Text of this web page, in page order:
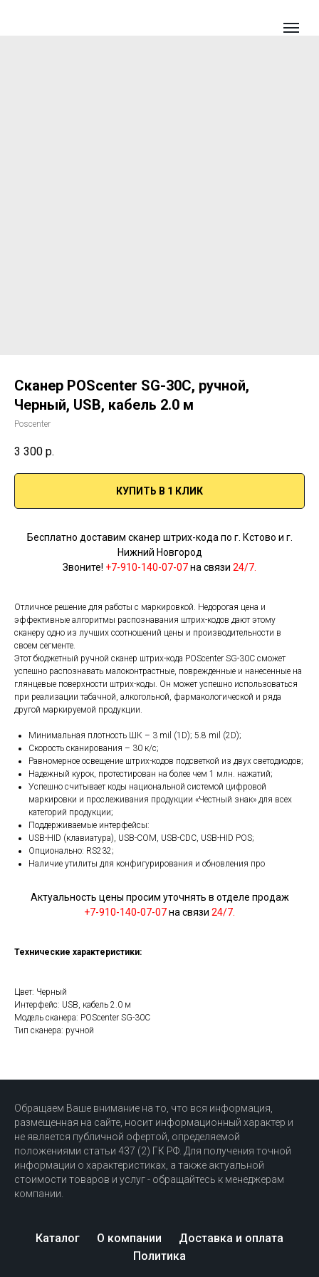
Сканер POScenter SG-30C, ручной,
Черный, USB, кабель 2.0 м
Poscenter
3 300 р.
КУПИТЬ В 1 КЛИК
Бесплатно доставим сканер штрих-кода по г. Кстово и г.
Нижний Новгород
Звоните! +7-910-140-07-07на связи 24/7.
Отличное решение для работы с маркировкой. Недорогая цена и
эффективные алгоритмы распознавания штрих-кодов дают этому
сканеру одно из лучших соотношений цены и производительности в
своем сегменте.
Этот бюджетный ручной сканер штрих-кода POScenter SG-30C сможет
успешно распознавать малоконтрастные, поврежденные и нанесенные на
глянцевые поверхности штрих-коды. Он может успешно использоваться
при реализации табачной, алкогольной, фармакологической и ряда
другой маркируемой продукции.
Минимальная плотность ШК – 3 mil (1D); 5.8 mil (2D);
Скорость сканирования – 30 к/с;
Равномерное освещение штрих-кодов подсветкой из двух светодиодов;
Надежный курок, протестирован на более чем 1 млн. нажатий;
Успешно считывает коды национальной системой цифровой
маркировки и прослеживания продукции «Честный знак» для всех
категорий продукции;
Поддерживаемые интерфейсы:
USB-HID (клавиатура), USB-COM, USB-CDC, USB-HID POS;
Опционально: RS232;
Наличие утилиты для конфигурирования и обновления про
Актуальность цены просим уточнять в отделе продаж
+7-910-140-07-07на связи 24/7.
Технические характеристики:
Цвет: Черный
Интерфейс: USB, кабель 2.0 м
Модель сканера: POScenter SG-30C
Тип сканера: ручной
Обращаем Ваше внимание на то, что вся информация,
размещенная на сайте, носит информационный характер и
не является публичной офертой, определяемой
положениями статьи 437 (2) ГК РФ. Для получения точной
информации о характеристиках, а также актуальной
стоимости товаров и услуг - обращайтесь к менеджерам
компании.
Каталог О компании
Доставка и оплата
Политика